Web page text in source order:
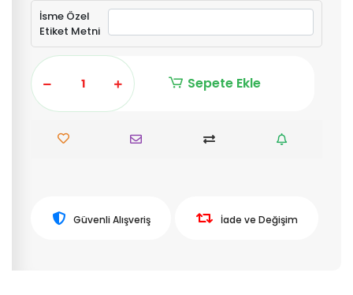
İsme Özel
Etiket Metni
Sepete Ekle
Güvenli Alışveriş İade ve Değişim